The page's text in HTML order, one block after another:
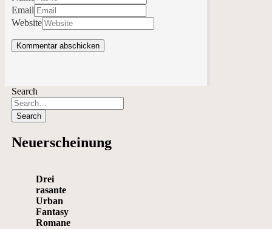
Email
Website
Search
Neuerscheinung
Drei
rasante
Urban
Fantasy
Romane